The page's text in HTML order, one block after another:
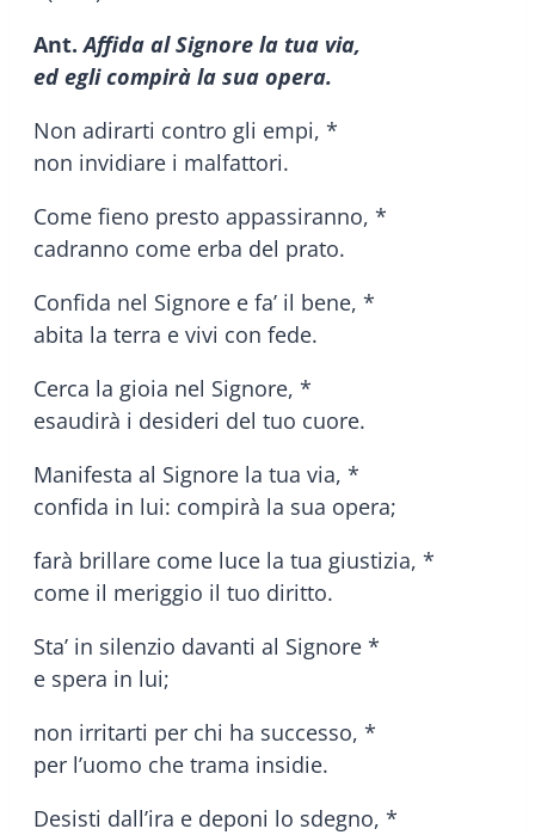
Ant.Affida al Signore la tua via,
ed egli compirà la sua opera.
Non adirarti contro gli empi, *
non invidiare i malfattori.
Come fieno presto appassiranno, *
cadranno come erba del prato.
Confida nel Signore e fa’ il bene, *
abita la terra e vivi con fede.
Cerca la gioia nel Signore, *
esaudirà i desideri del tuo cuore.
Manifesta al Signore la tua via, *
confida in lui: compirà la sua opera;
farà brillare come luce la tua giustizia, *
come il meriggio il tuo diritto.
Sta’ in silenzio davanti al Signore *
e spera in lui;
non irritarti per chi ha successo, *
per l’uomo che trama insidie.
Desisti dall’ira e deponi lo sdegno, *